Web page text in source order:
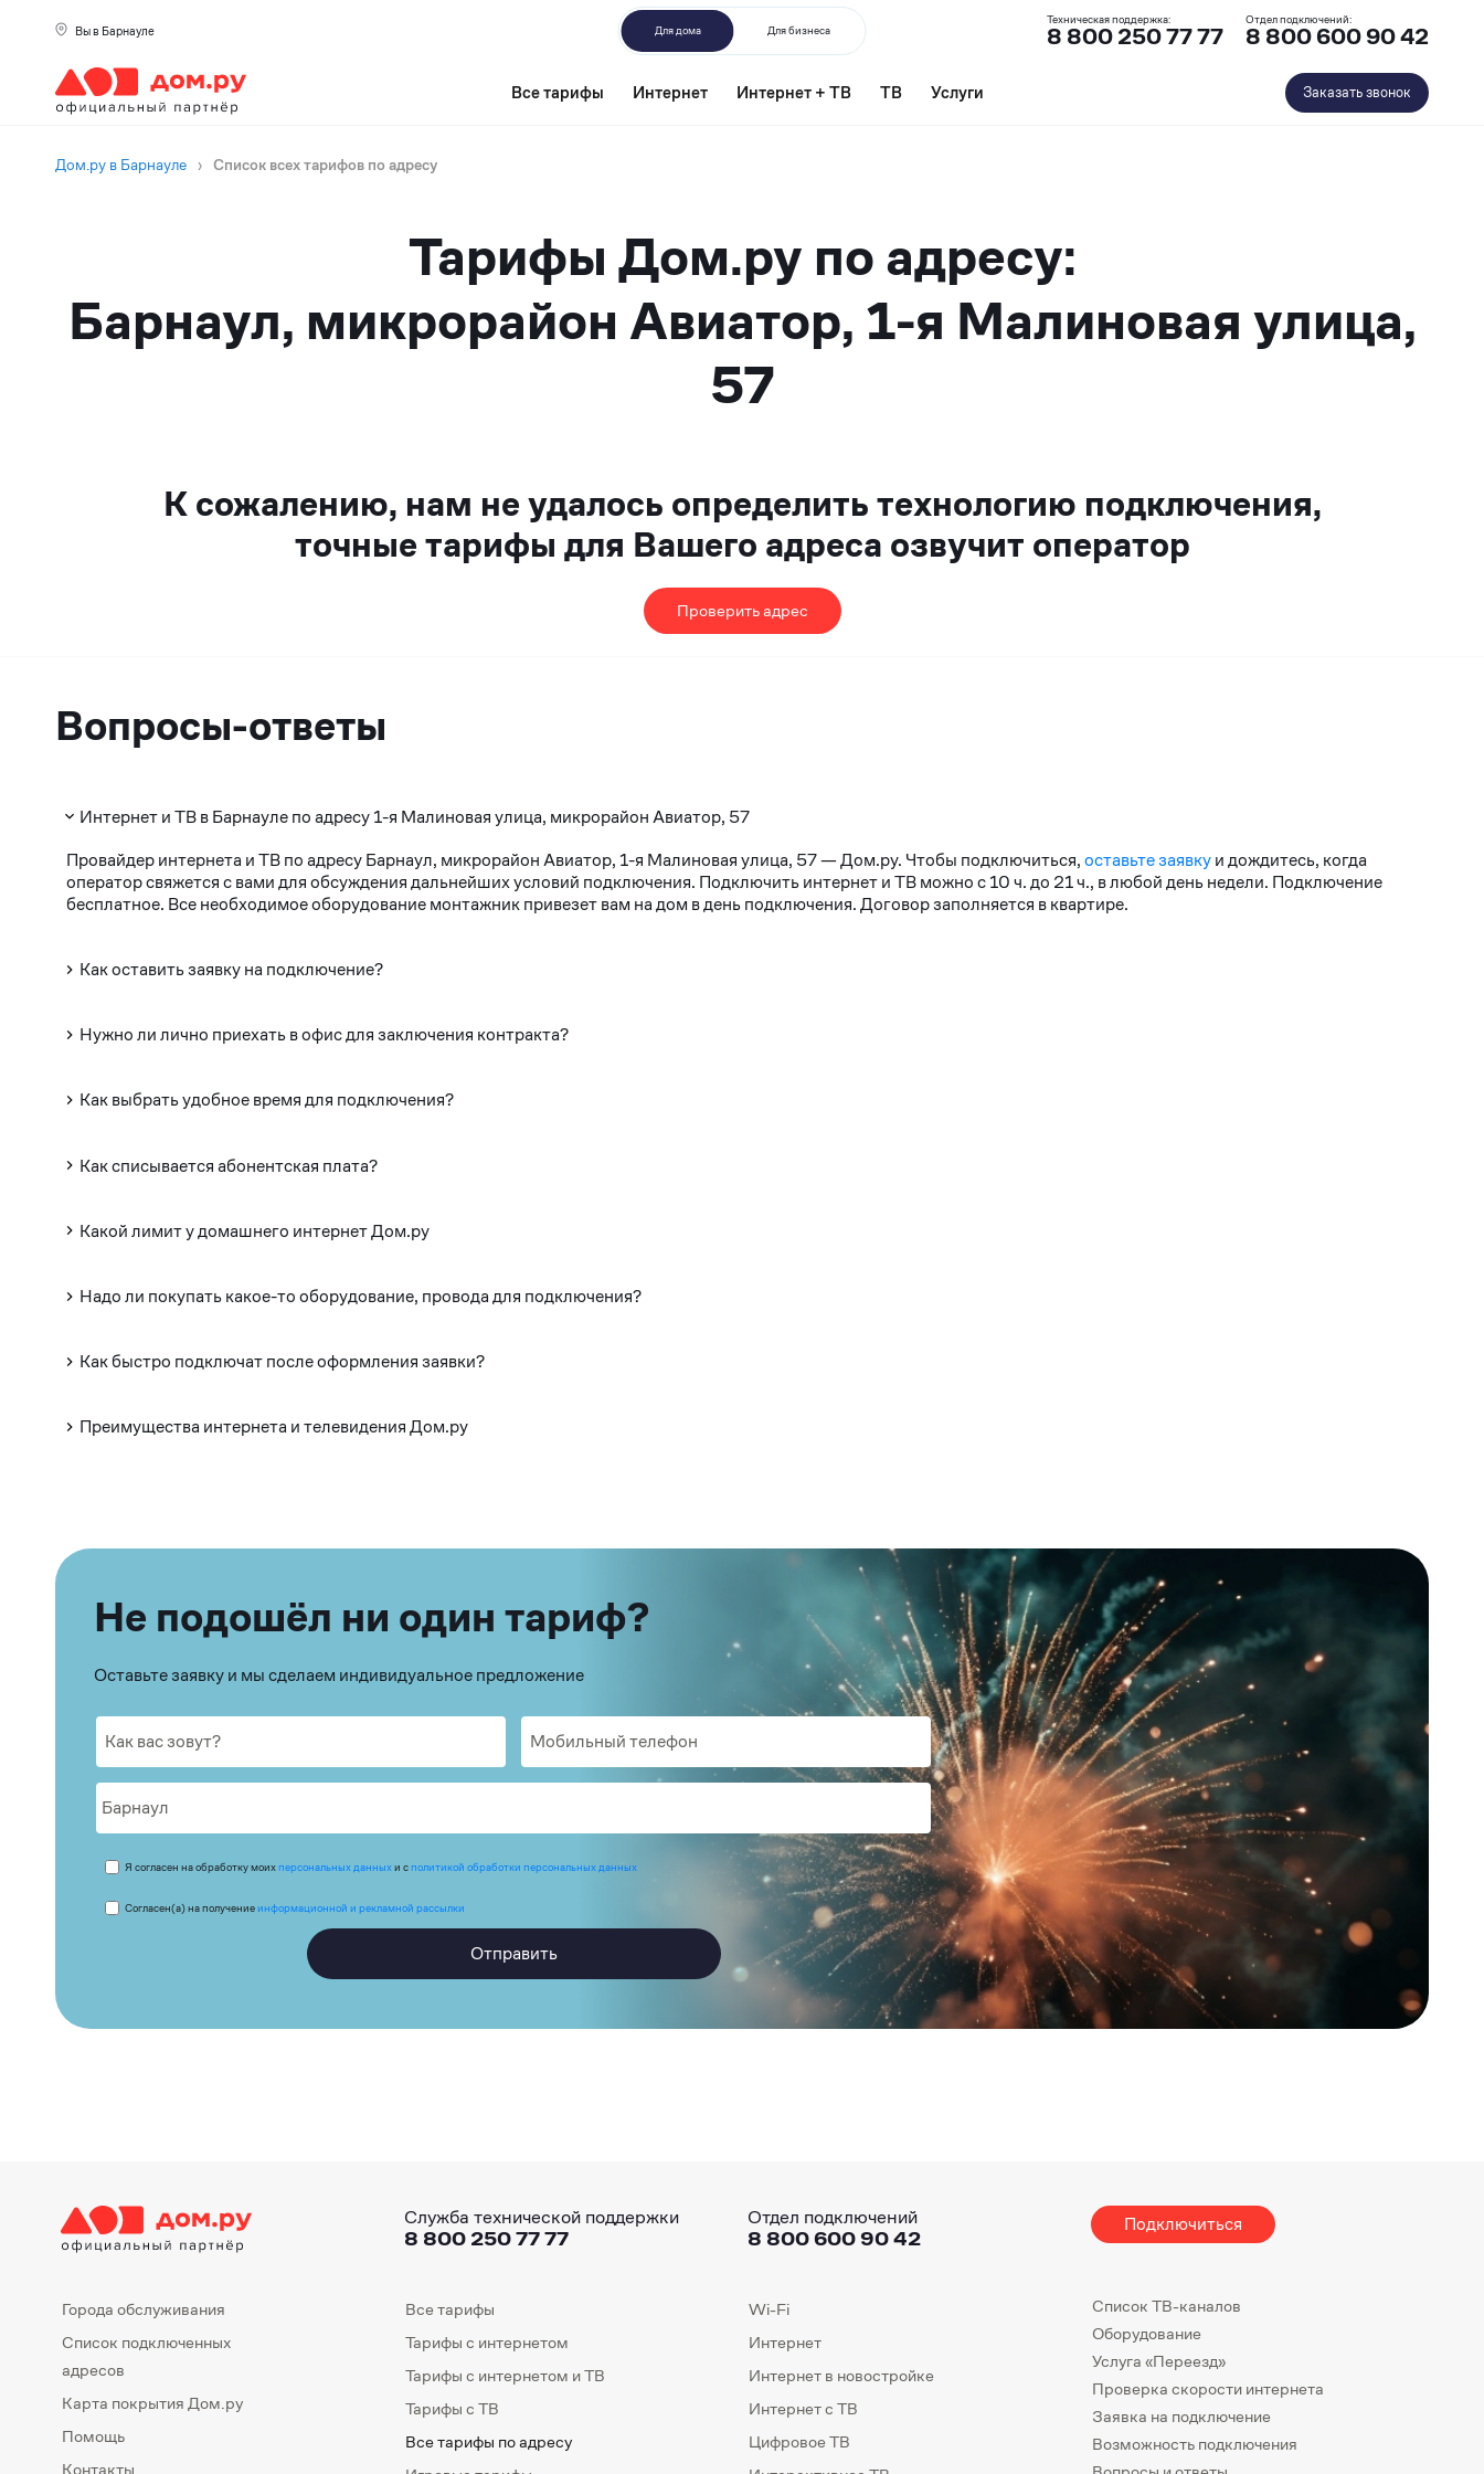
Вы в Барнауле Для дома Для бизнеса
Техническая поддержка:
8 800 250 77 77
Отдел подключений:
8 800 600 90 42
Все тарифы Интернет Интернет + ТВ ТВ Услуги Заказать звонок
Дом.ру в Барнауле › Список всех тарифов по адресу
Тарифы Дом.ру по адресу:
Барнаул, микрорайон Авиатор, 1-я Малиновая улица,
57
К сожалению, нам не удалось определить технологию подключения,
точные тарифы для Вашего адреса озвучит оператор
Проверить адрес
Вопросы-ответы
Интернет и ТВ в Барнауле по адресу 1-я Малиновая улица, микрорайон Авиатор, 57
Провайдер интернета и ТВ по адресу Барнаул, микрорайон Авиатор, 1-я Малиновая улица, 57 — Дом.ру. Чтобы подключиться,оставьте заявкуи дождитесь, когда
оператор свяжется с вами для обсуждения дальнейших условий подключения. Подключить интернет и ТВ можно с 10 ч. до 21 ч., в любой день недели. Подключение
бесплатное. Все необходимое оборудование монтажник привезет вам на дом в день подключения. Договор заполняется в квартире.
Как оставить заявку на подключение?
Нужно ли лично приехать в офис для заключения контракта?
Как выбрать удобное время для подключения?
Как списывается абонентская плата?
Какой лимит у домашнего интернет Дом.ру
Надо ли покупать какое-то оборудование, провода для подключения?
Как быстро подключат после оформления заявки?
Преимущества интернета и телевидения Дом.ру
Не подошёл ни один тариф?
Оставьте заявку и мы сделаем индивидуальное предложение
Я согласен на обработку моихперсональных данныхи сполитикой обработки персональных данных
Согласен(а) на получениеинформационной и рекламной рассылки
Отправить
Служба технической поддержки
8 800 250 77 77
Отдел подключений
8 800 600 90 42
Подключиться
Города обслуживания
Список подключенных
адресов
Карта покрытия Дом.ру
Помощь
Контакты
Все тарифы
Тарифы с интернетом
Тарифы с интернетом и ТВ
Тарифы с ТВ
Все тарифы по адресу
Wi-Fi
Интернет
Интернет в новостройке
Интернет с ТВ
Цифровое ТВ
Список ТВ-каналов
Оборудование
Услуга «Переезд»
Проверка скорости интернета
Заявка на подключение
Возможность подключения